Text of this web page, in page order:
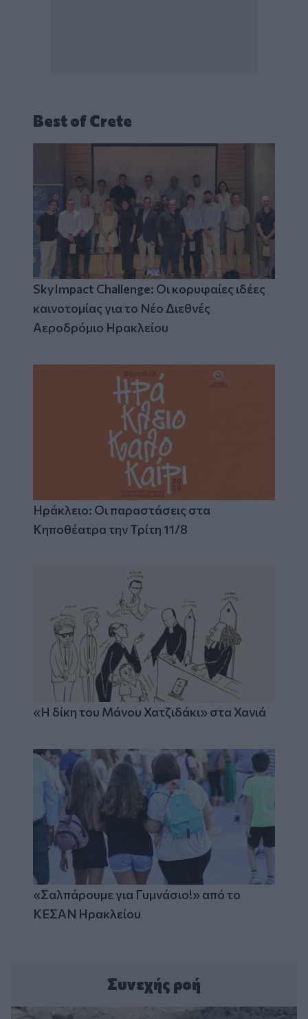
Best of Crete
SkyImpact Challenge: Οι κορυφαίες ιδέες
καινοτομίας για το Νέο Διεθνές
Αεροδρόμιο Ηρακλείου
Ηράκλειο: Οι παραστάσεις στα
Κηποθέατρα την Τρίτη 11/8
«Η δίκη του Μάνου Χατζιδάκι» στα Χανιά
«Σαλπάρουμε για Γυμνάσιο!» από το
ΚΕΣΑΝ Ηρακλείου
Συνεχής ροή